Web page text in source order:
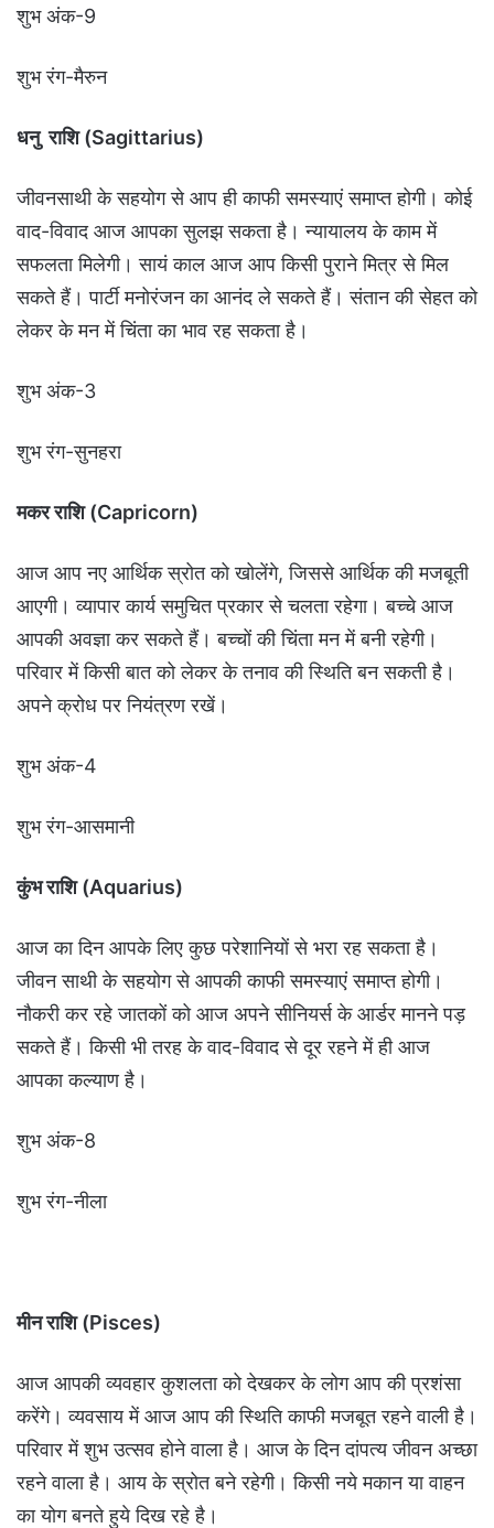
शुभ अंक-9
शुभ रंग-मैरुन
धनु राशि (Sagittarius)
जीवनसाथी के सहयोग से आप ही काफी समस्याएं समाप्त होगी। कोई
वाद-विवाद आज आपका सुलझ सकता है। न्यायालय के काम में
सफलता मिलेगी। सायं काल आज आप किसी पुराने मित्र से मिल
सकते हैं। पार्टी मनोरंजन का आनंद ले सकते हैं। संतान की सेहत को
लेकर के मन में चिंता का भाव रह सकता है।
शुभ अंक-3
शुभ रंग-सुनहरा
मकर राशि (Capricorn)
आज आप नए आर्थिक स्रोत को खोलेंगे, जिससे आर्थिक की मजबूती
आएगी। व्यापार कार्य समुचित प्रकार से चलता रहेगा। बच्चे आज
आपकी अवज्ञा कर सकते हैं। बच्चों की चिंता मन में बनी रहेगी।
परिवार में किसी बात को लेकर के तनाव की स्थिति बन सकती है।
अपने क्रोध पर नियंत्रण रखें।
शुभ अंक-4
शुभ रंग-आसमानी
कुंभ राशि (Aquarius)
आज का दिन आपके लिए कुछ परेशानियों से भरा रह सकता है।
जीवन साथी के सहयोग से आपकी काफी समस्याएं समाप्त होगी।
नौकरी कर रहे जातकों को आज अपने सीनियर्स के आर्डर मानने पड़
सकते हैं। किसी भी तरह के वाद-विवाद से दूर रहने में ही आज
आपका कल्याण है।
शुभ अंक-8
शुभ रंग-नीला
मीन राशि (Pisces)
आज आपकी व्यवहार कुशलता को देखकर के लोग आप की प्रशंसा
करेंगे। व्यवसाय में आज आप की स्थिति काफी मजबूत रहने वाली है।
परिवार में शुभ उत्सव होने वाला है। आज के दिन दांपत्य जीवन अच्छा
रहने वाला है। आय के स्रोत बने रहेगी। किसी नये मकान या वाहन
का योग बनते हुये दिख रहे है।